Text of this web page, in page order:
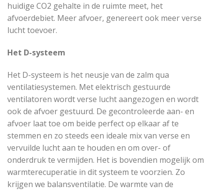
huidige CO2 gehalte in de ruimte meet, het
afvoerdebiet. Meer afvoer, genereert ook meer verse
lucht toevoer.
Het D-systeem
Het D-systeem is het neusje van de zalm qua
ventilatiesystemen. Met elektrisch gestuurde
ventilatoren wordt verse lucht aangezogen en wordt
ook de afvoer gestuurd. De gecontroleerde aan- en
afvoer laat toe om beide perfect op elkaar af te
stemmen en zo steeds een ideale mix van verse en
vervuilde lucht aan te houden en om over- of
onderdruk te vermijden. Het is bovendien mogelijk om
warmterecuperatie in dit systeem te voorzien. Zo
krijgen we balansventilatie. De warmte van de